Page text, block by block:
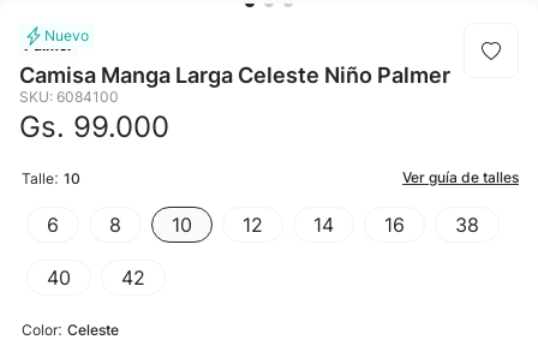
Palmer
Camisa Manga Larga Celeste Niño Palmer
SKU: 6084100
Gs. 99.000
Color: Celeste
Talle: 10
6 8 10 12 14 16 38
40 42
Ver guía de talles
botin
5. caterpillar
7 .
8 todo terreno
9.